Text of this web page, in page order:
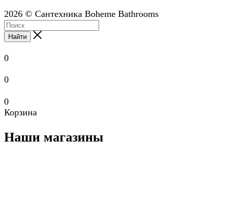
2026 © Сантехника Boheme Bathrooms
Найти
0
0
0
Корзина
Наши магазины